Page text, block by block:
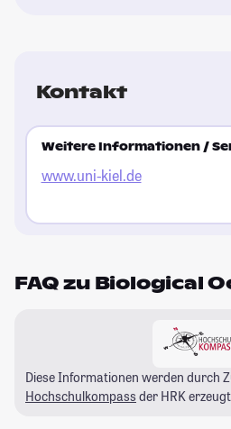
Kontakt
Weitere Informationen /
www.uni-kiel.de
FAQ zu Biological
Diese Informationen werden durch
Hochschulkompass der HRK